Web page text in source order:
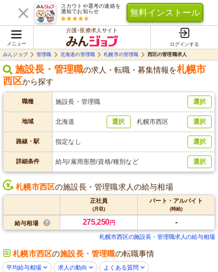
スカウトや選考の連絡を
通知でお知らせ
無料インストール
メニュー
介護･医療求人サイト
ログインする
みんジョブ
管理職 北海道の管理職 札幌市の管理職 西区の管理職求人
施設長・管理職の求人・転職・募集情報を札幌市
西区から探す
職種 施設長・管理職 選択
地域 北海道 選択 札幌市西区 選択
路線・駅 指定なし 選択
詳細条件 給与/雇用形態/資格/種別など 選択
札幌市西区の施設長・管理職求人の給与相場
正社員
(月収)
パート・アルバイト
(時給)
給与相場 275,250円 -
札幌市西区の施設長・管理職求人の給与相場
札幌市西区の施設長・管理職の転職事情
平均給与相場 求人の動向 よくある質問